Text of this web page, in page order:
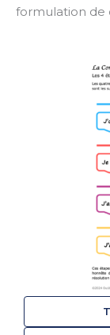
formulation de